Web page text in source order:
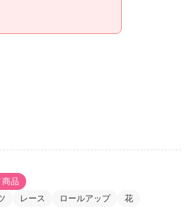
商品
レース ロールアップ 花